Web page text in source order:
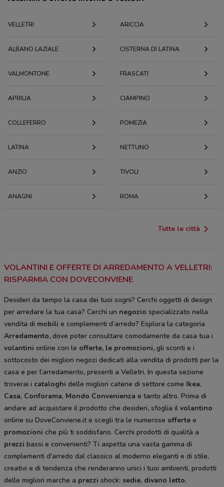
VELLETRI ARICCIA
ALBANO LAZIALE CISTERNA DI LATINA
VALMONTONE FRASCATI
APRILIA CIAMPINO
COLLEFERRO POMEZIA
LATINA NETTUNO
ANZIO TIVOLI
ANAGNI ROMA
Tutte le città
VOLANTINI E OFFERTE DI ARREDAMENTO A VELLETRI:
RISPARMIA CON DOVECONVIENE
Desideri da tempo la casa dei tuoi sogni? Cerchi oggetti di design
per arredare la tua casa? Cerchi un negozio specializzato nella
vendita di mobili e complementi d’arredo? Esplora la categoria
Arredamento, dove poter consultare comodamente da casa tua i
volantini online con le offerte, le promozioni, gli sconti e i
sottocosto dei migliori negozi dedicati alla vendita di prodotti per la
casa e per l’arredamento, presenti a Velletri. In questa sezione
troverai i cataloghi delle migliori catene di settore come Ikea,
Casa, Conforama, Mondo Convenienza e tanto altro. Prima di
andare ad acquistare il prodotto che desideri, sfoglia il volantino
online su DoveConviene.it e scegli tra le numerose offerte e
promozioni che più ti soddisfano. Cerchi prodotti di qualità a
prezzi bassi e convenienti? Ti aspetta una vasta gamma di
complementi d'arredo dal classico al moderno eleganti e di stile,
creativi e di tendenza che renderanno unici i tuoi ambienti, prodotti
delle migliori marche a prezzi shock: sedie, divano letto,